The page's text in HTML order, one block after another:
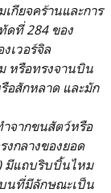
กียจคร้านและการ
ดที่ 284 ของ
เวอร์จิล
หรือทรงจานบิน
อสักหลาด และมัก
จากขนสัตว์หรือ
กลางของยอด
มีแถบริบบิ้นไหม
นที่มีลักษณะเป็น